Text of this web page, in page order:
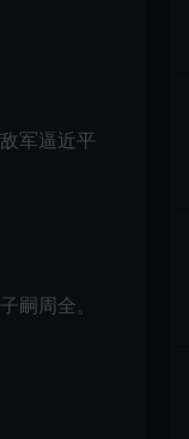
军逼近平
嗣周全。